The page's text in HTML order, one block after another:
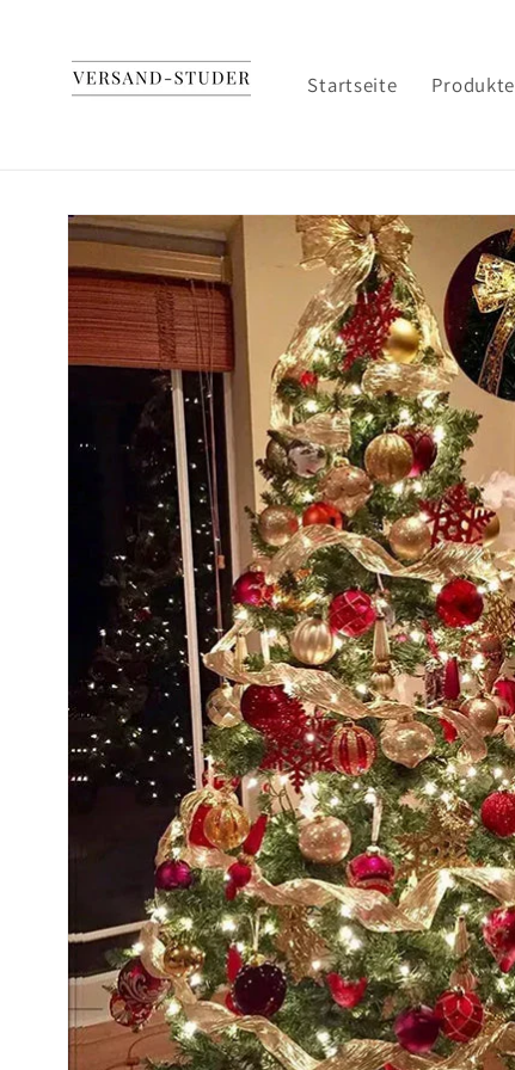
Inhalt
Startseite Produkte
Zu
Produktinformationen
springen